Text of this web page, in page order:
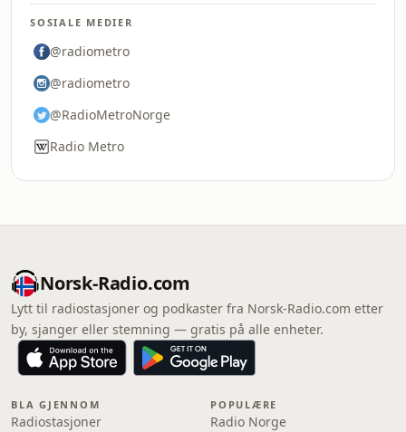
SOSIALE MEDIER
@radiometro
@radiometro
@RadioMetroNorge
Radio Metro
Norsk-Radio.com
Lytt til radiostasjoner og podkaster fra Norsk-Radio.com etter
by, sjanger eller stemning — gratis på alle enheter.
BLA GJENNOM
Radiostasjoner
POPULÆRE
Radio Norge